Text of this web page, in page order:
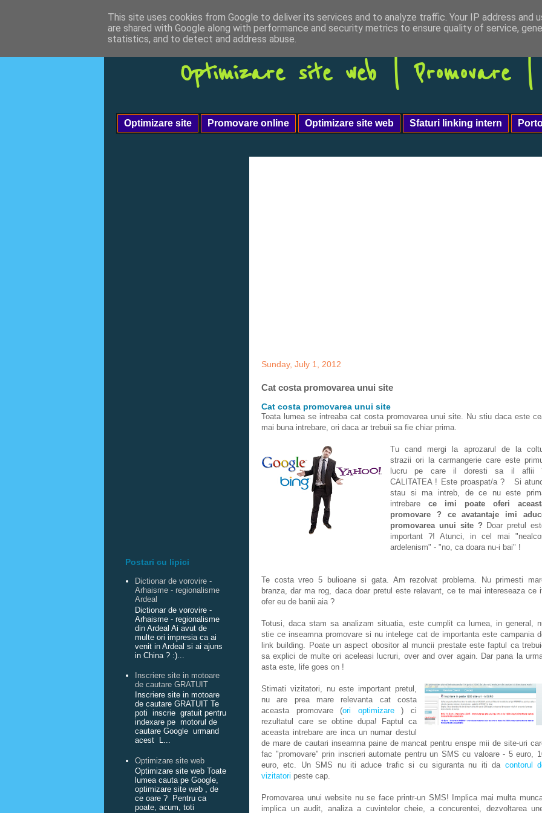
Optimizare site web | Promovare |
Optimizare site Promovare online Optimizare site web Sfaturi linking intern
Sunday, July 1, 2012
Cat costa promovarea unui site
Cat costa promovarea unui site
Toata lumea se intreaba cat costa promovarea unui site. Nu stiu daca este
mai buna intrebare, ori daca ar trebuii sa fie chiar prima.
Tu cand mergi la aprozarul de la
strazii ori la carmangerie care este
lucru pe care il doresti sa il aflii
CALITATEA ! Este proaspat/a ? Si
stau si ma intreb, de ce nu este
intrebare ce imi poate oferi
promovare ? ce avatantaje imi
promovarea unui site ? Doar pretul
important ?! Atunci, in cel mai
ardelenism" - "no, ca doara nu-i bai" !
Te costa vreo 5 bulioane si gata. Am rezolvat problema. Nu primesti
branza, dar ma rog, daca doar pretul este relavant, ce te mai intereseaza ce
ofer eu de banii aia ?
Totusi, daca stam sa analizam situatia, este cumplit ca lumea, in general,
stie ce inseamna promovare si nu intelege cat de importanta este campania
link building. Poate un aspect obositor al muncii prestate este faptul ca
sa explici de multe ori aceleasi lucruri, over and over again. Dar pana la
asta este, life goes on !
Stimati vizitatori, nu este important pretul,
nu are prea mare relevanta cat costa
aceasta promovare (ori optimizare) ci
rezultatul care se obtine dupa! Faptul ca
aceasta intrebare are inca un numar destul
de mare de cautari inseamna paine de mancat pentru enspe mii de site-uri
fac "promovare" prin inscrieri automate pentru un SMS cu valoare - 5 euro,
euro, etc. Un SMS nu iti aduce trafic si cu siguranta nu iti da contorul
vizitatori peste cap.
Promovarea unui website nu se face printr-un SMS! Implica mai multa
implica un audit, analiza a cuvintelor cheie, a concurentei, dezvoltarea
Postari cu lipici
Dictionar de vorovire -
Arhaisme - regionalisme
Ardeal
Dictionar de vorovire -
Arhaisme - regionalisme
din Ardeal Ai avut de
multe ori impresia ca ai
venit in Ardeal si ai ajuns
in China ? :)...
Inscriere site in motoare
de cautare GRATUIT
Inscriere site in motoare
de cautare GRATUIT Te
poti inscrie gratuit pentru
indexare pe motorul de
cautare Google urmand
acest L...
Optimizare site web
Optimizare site web Toate
lumea cauta pe Google,
optimizare site web , de
ce oare ? Pentru ca
poate, acum, toti
This site uses cookies from Google to deliver its services and to analyze traffic. Your IP address and
are shared with Google along with performance and security metrics to ensure quality of service,
statistics, and to detect and address abuse.